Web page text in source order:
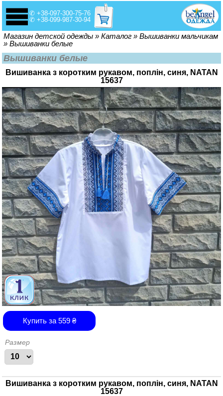
✆ +38-097-300-75-76
✆ +38-099-987-30-94
Вы здесь
Магазин детской одежды » Каталог » Вышиванки мальчикам
» Вышиванки белые
Вышиванки белые
Вишиванка з коротким рукавом, поплін, синя, NATAN
15637
Купить за 559₴
Размер
Вишиванка з коротким рукавом, поплін, синя, NATAN
15637